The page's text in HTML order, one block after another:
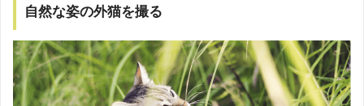
自然な姿の外猫を撮る